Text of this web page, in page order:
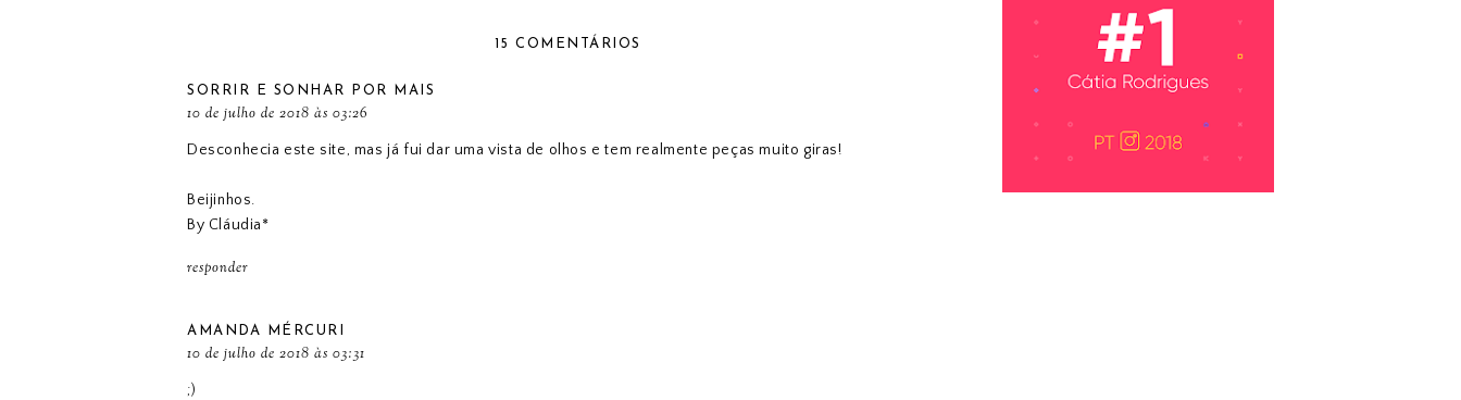
15 COMENTÁRIOS
SORRIR E SONHAR POR MAIS
10 de julho de 2018 às 03:26
Desconhecia este site, mas já fui dar uma vista de olhos e tem realmente peças muito giras!
Beijinhos.
By Cláudia*
responder
AMANDA MÉRCURI
10 de julho de 2018 às 03:31
;)